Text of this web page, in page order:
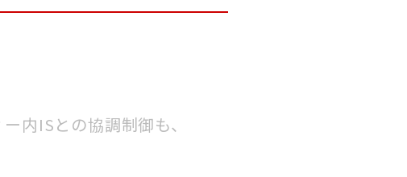
内ISとの協調制御も、